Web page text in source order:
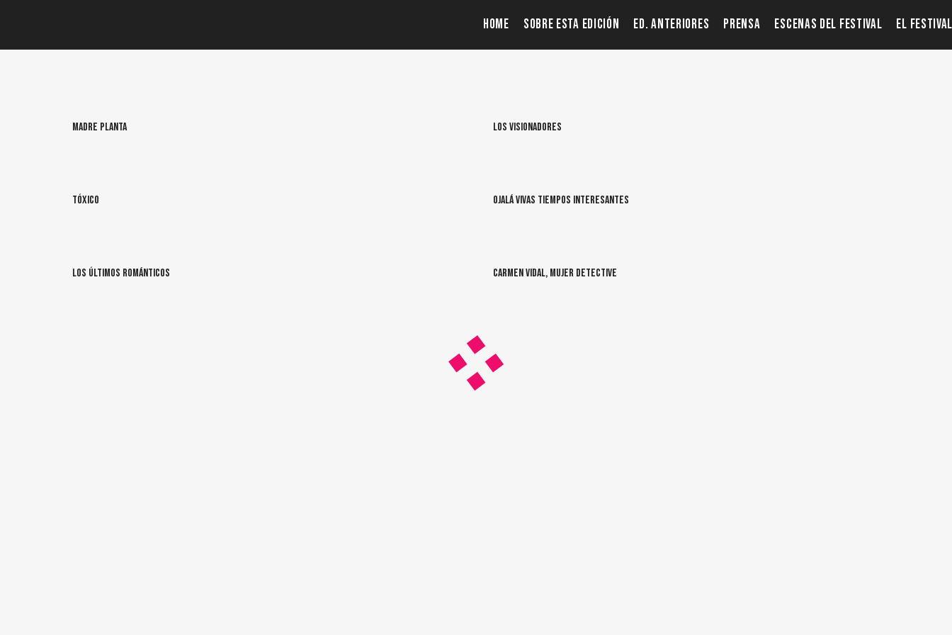
HOME SOBRE ESTA EDICIÓN ED. ANTERIORES PRENSA ESCENAS DEL FESTIVAL EL
Madre Planta Los Visionadores
Tóxico Ojalá vivas tiempos interesantes
Los últimos románticos Carmen Vidal, mujer detective